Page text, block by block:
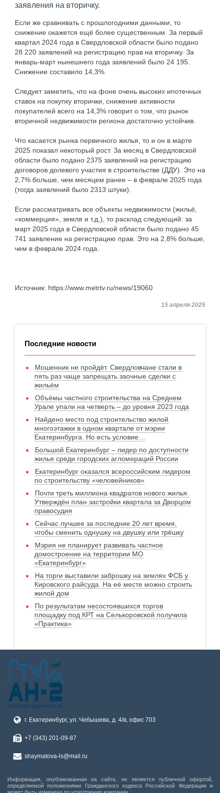
заявления на вторичку.
Если же сравнивать с прошлогодними данными, то
снижение окажется ещё более существенным. За первый
квартал 2024 года в Свердловской области было подано
28 220 заявлений на регистрацию прав на вторичку. За
январь-март нынешнего года заявлений было 24 195.
Снижение составило 14,3%.
Следует заметить, что на фоне очень высоких ипотечных
ставок на покупку вторички, снижение активности
покупателей всего на 14,3% говорит о том, что рынок
вторичной недвижимости региона достаточно устойчив.
Что касается рынка первичного жилья, то и он в марте
2025 показал некоторый рост. За месяц в Свердловской
области было подано 2375 заявлений на регистрацию
договоров долевого участия в строительстве (ДДУ). Это на
2,7% больше, чем месяцем ранее – в феврале 2025 года
(тогда заявлений было 2313 штуки).
Если рассматривать все объекты недвижимости (жильё,
«коммерция», земля и т.д.), то расклад следующий: за
март 2025 года в Свердловской области было подано 45
741 заявление на регистрацию прав. Это на 2,8% больше,
чем в феврале 2024 года.
Источник: https://www.metrtv.ru/news/19060
15 апреля 2025
Последние новости
Мошенник не пройдёт. Свердловчане стали в
пять раз чаще запрещать заочные сделки с
жильём
Объёмы частного строительства на Среднем
Урале упали на четверть – до уровня 2023 года
Найдено место под строительство жилой
многоэтажки в одном квартале от мэрии
Екатеринбурга. Но есть условие…
Большой Екатеринбург – лидер по доступности
жилья среди городских агломераций России
Екатеринбург оказался всероссийским лидером
по строительству «человейников»
Почти треть миллиона квадратов нового жилья.
Утверждён план застройки квартала за Дворцом
правосудия
Сейчас лучшее за последние 20 лет время,
чтобы сменить однушку на двушку или трёшку
Мэрия не планирует развивать частное
домостроение на территории МО
«Екатеринбург»
На торги выставили заброшку на землях ФСБ у
Кировского райсуда. На её месте можно строить
жилой дом
По результатам несостоявшихся торгов
площадку под КРТ на Селькоровской получила
«Практика»
г. Екатеринбург, ул. Чебышева, д. 4/в, офис 703
+7 (343) 201-09-87
shaymatova-ls@mail.ru
Информация, опубликованная на сайте, не является публичной офертой,
определяемой положениями Гражданского кодекса Российской Федерации и